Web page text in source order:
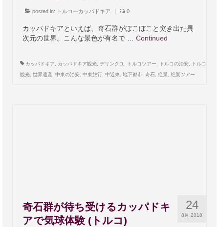
posted in: トルコーカッパドキア 0
カッパドキアといえば、奇石群がぼこぼこと突き出た異
次元の世界。こんな景色が有名で … Continued
カッパドキア, カッパドキア観光, デリンクユ, トルコツアー, トルコの治安,
トルコ
観光, 世界遺産, 中東の治安, 中東旅行, 中近東, 地下都市, 奇石, 絶景, 絶景ツアー
24
8月 2018
奇石群が待ち受けるカッパドキ
アで気球体験 (トルコ)